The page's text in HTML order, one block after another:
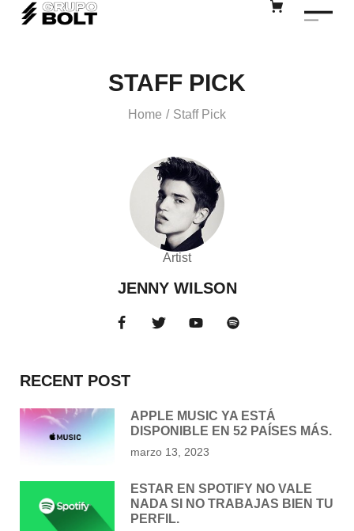
STAFF PICK
Home / Staff Pick
Artist
JENNY WILSON
RECENT POST
APPLE MUSIC YA ESTÁ
DISPONIBLE EN 52 PAÍSES MÁS.
marzo 13, 2023
ESTAR EN SPOTIFY NO VALE
NADA SI NO TRABAJAS BIEN TU
PERFIL.